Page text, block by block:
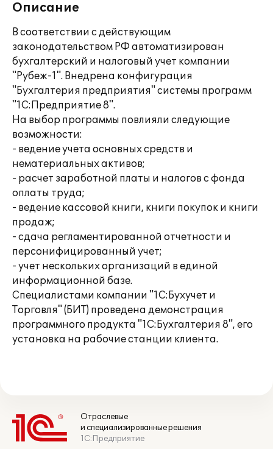
Описание
В соответствии с действующим
законодательством РФ автоматизирован
бухгалтерский и налоговый учет компании
"Рубеж-1". Внедрена конфигурация
"Бухгалтерия предприятия" системы программ
"1С:Предприятие 8".
На выбор программы повлияли следующие
возможности:
- ведение учета основных средств и
нематериальных активов;
- расчет заработной платы и налогов с фонда
оплаты труда;
- ведение кассовой книги, книги покупок и книги
продаж;
- сдача регламентированной отчетности и
персонифицированный учет;
- учет нескольких организаций в единой
информационной базе.
Специалистами компании "1С:Бухучет и
Торговля" (БИТ) проведена демонстрация
программного продукта "1С:Бухгалтерия 8", его
установка на рабочие станции клиента.
Отраслевые
и специализированные решения
1С:Предприятие